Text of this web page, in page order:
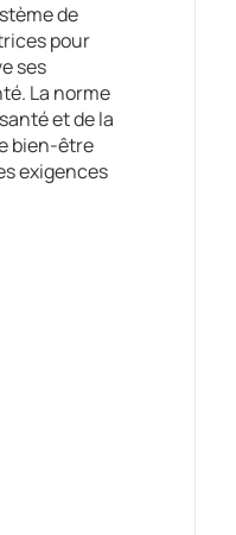
de
pour
ses
La norme
et de la
bien-être
exigences